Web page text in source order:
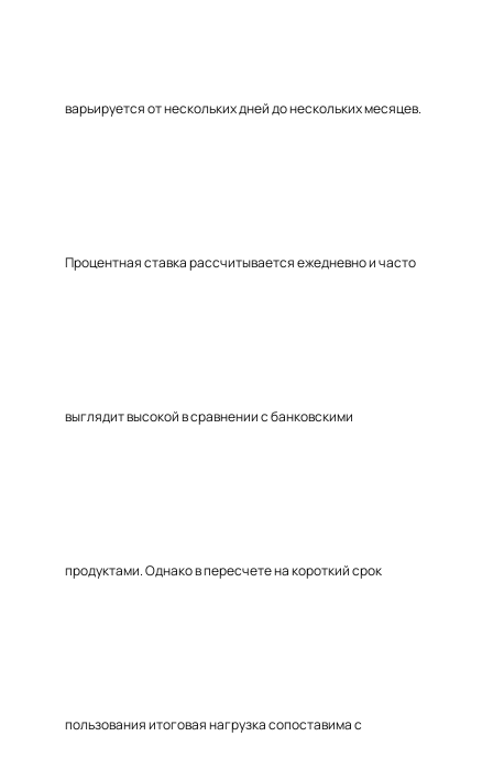
варьируется от нескольких дней до нескольких месяцев.
Процентная ставка рассчитывается ежедневно и часто
выглядит высокой в сравнении с банковскими
продуктами. Однако в пересчете на короткий срок
пользования итоговая нагрузка сопоставима с